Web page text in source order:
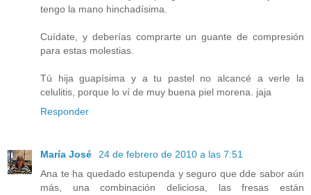
tengo la mano hinchadísima.
Cuídate, y deberías comprarte un guante de compresión
para estas molestias.
Tú hija guapísima y a tu pastel no alcancé a verle la
celulitis, porque lo ví de muy buena piel morena. jaja
Responder
María José
24 de febrero de 2010 a las 7:51
Ana te ha quedado estupenda y seguro que dde sabor aún
más, una combinación deliciosa, las fresas están